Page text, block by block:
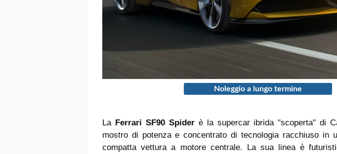
Noleggio a lungo termine
La Ferrari SF90 Spiderè la supercar ibrida "scoperta" di
mostro di potenza e concentrato di tecnologia racchiuso in
compatta vettura a motore centrale. La sua linea è